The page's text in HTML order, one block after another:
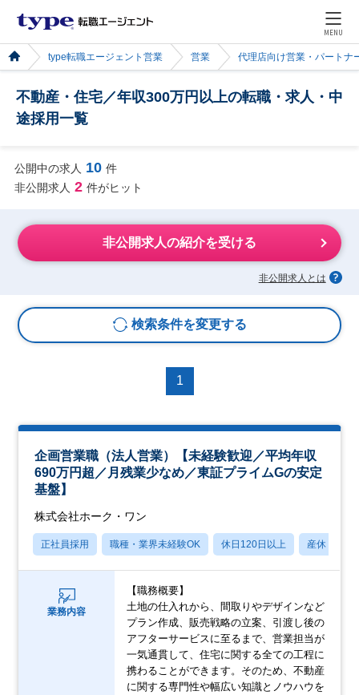
MENU
type転職エージェント営業 営業 代理店向け営業・パートナ
不動産・住宅／年収300万円以上の転職・求人・中
途採用一覧
公開中の求人 10 件
非公開求人 2 件がヒット
非公開求人の紹介を受ける
非公開求人とは
検索条件を変更する
1
企画営業職（法人営業）【未経験歓迎／平均年収
690万円超／月残業少なめ／東証プライムGの安定
基盤】
株式会社ホーク・ワン
正社員採用 職種・業界未経験OK 休日120日以上 産休・育休
業務内容
【職務概要】
土地の仕入れから、間取りやデザインなど
プラン作成、販売戦略の立案、引渡し後の
アフターサービスに至るまで、営業担当が
一気通貫して、住宅に関する全ての工程に
携わることができます。そのため、不動産
に関する専門性や幅広い知識とノウハウを